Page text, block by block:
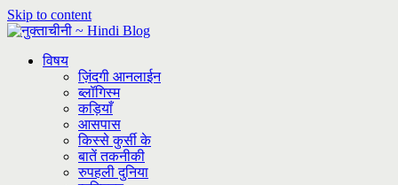
Skip to content
विषय
ज़िंदगी आनलाईन
ब्लॉगिस्म
कड़ियाँ
आसपास
किस्से कुर्सी के
बातें तकनीकी
रुपहली दुनिया